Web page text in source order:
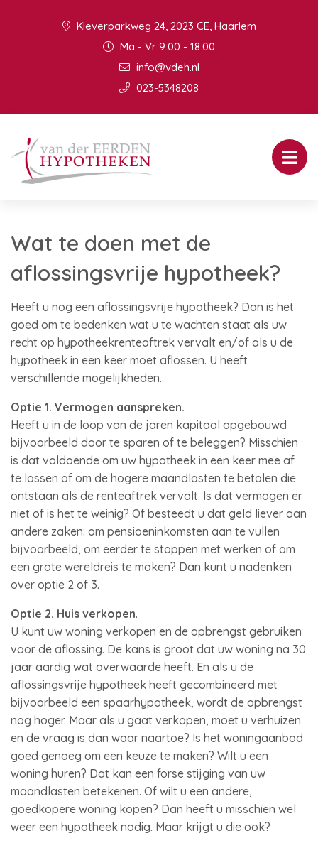
Kleverparkweg 24, 2023 CE, Haarlem
Ma - Vr 9:00 - 18:00
info@vdeh.nl
023-5348208
Wat te doen met de
aflossingsvrije hypotheek?
Heeft u nog een aflossingsvrije hypotheek? Dan is het
goed om te bedenken wat u te wachten staat als uw
recht op hypotheekrenteaftrek vervalt en/of als u de
hypotheek in een keer moet aflossen. U heeft
verschillende mogelijkheden.
Optie 1. Vermogen aanspreken.
Heeft u in de loop van de jaren kapitaal opgebouwd
bijvoorbeeld door te sparen of te beleggen? Misschien
is dat voldoende om uw hypotheek in een keer mee af
te lossen of om de hogere maandlasten te betalen die
ontstaan als de renteaftrek vervalt. Is dat vermogen er
niet of is het te weinig? Of besteedt u dat geld liever aan
andere zaken: om pensioeninkomsten aan te vullen
bijvoorbeeld, om eerder te stoppen met werken of om
een grote wereldreis te maken? Dan kunt u nadenken
over optie 2 of 3.
Optie 2. Huis verkopen.
U kunt uw woning verkopen en de opbrengst gebruiken
voor de aflossing. De kans is groot dat uw woning na 30
jaar aardig wat overwaarde heeft. En als u de
aflossingsvrije hypotheek heeft gecombineerd met
bijvoorbeeld een spaarhypotheek, wordt de opbrengst
nog hoger. Maar als u gaat verkopen, moet u verhuizen
en de vraag is dan waar naartoe? Is het woningaanbod
goed genoeg om een keuze te maken? Wilt u een
woning huren? Dat kan een forse stijging van uw
maandlasten betekenen. Of wilt u een andere,
goedkopere woning kopen? Dan heeft u misschien wel
weer een hypotheek nodig. Maar krijgt u die ook?